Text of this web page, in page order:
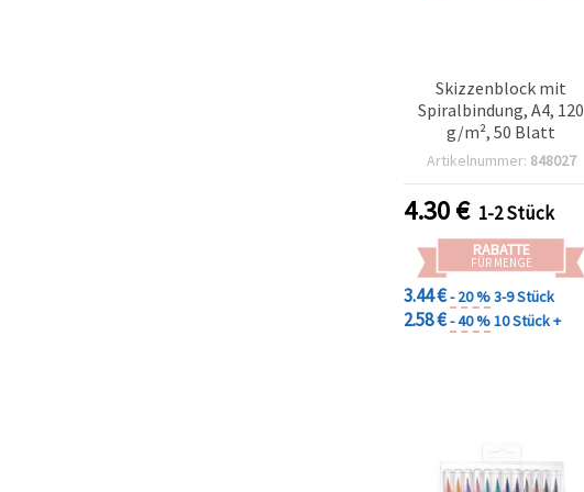
Skizzenblock mit
Spiralbindung, A4, 120
g/m², 50 Blatt
Artikelnummer: 848027
4.30€ 1-2 Stück
RABATTE
FÜR MENGE
3.44 €- 20 %3-9 Stück
2.58 €- 40 %10 Stück +